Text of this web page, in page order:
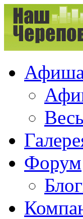
Форум